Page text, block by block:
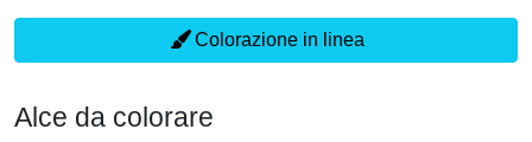
Colorazione in linea
Alce da colorare